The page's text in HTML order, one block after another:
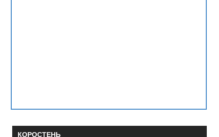
КОРОСТЕНЬ